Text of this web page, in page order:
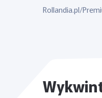
Rollandia.pl/